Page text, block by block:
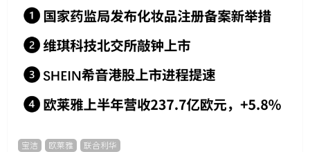
宝洁 欧莱雅 联合利华